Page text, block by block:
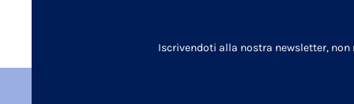
Iscrivendoti alla nostra newsletter,